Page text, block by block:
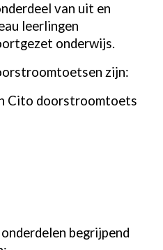
van uit en
leerlingen
onderwijs.
zijn:
Cito doorstroomtoets
begrijpend